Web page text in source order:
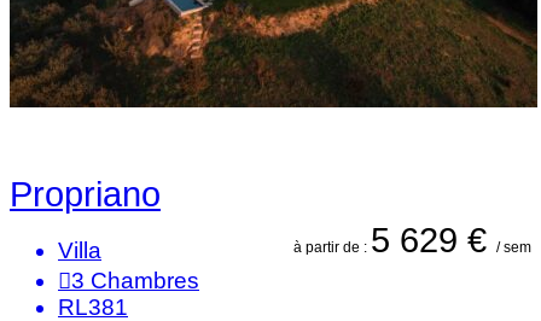
Propriano
à partir de : 5 629 € / sem
Villa
3 Chambres
RL381